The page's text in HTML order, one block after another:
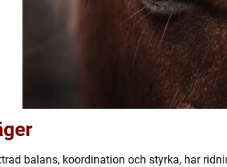
balans, koordination och styrka, har